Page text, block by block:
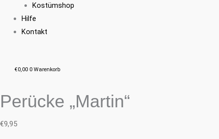
Kostümshop
Hilfe
Kontakt
€0,00 0 Warenkorb
Perücke „Martin“
€9,95